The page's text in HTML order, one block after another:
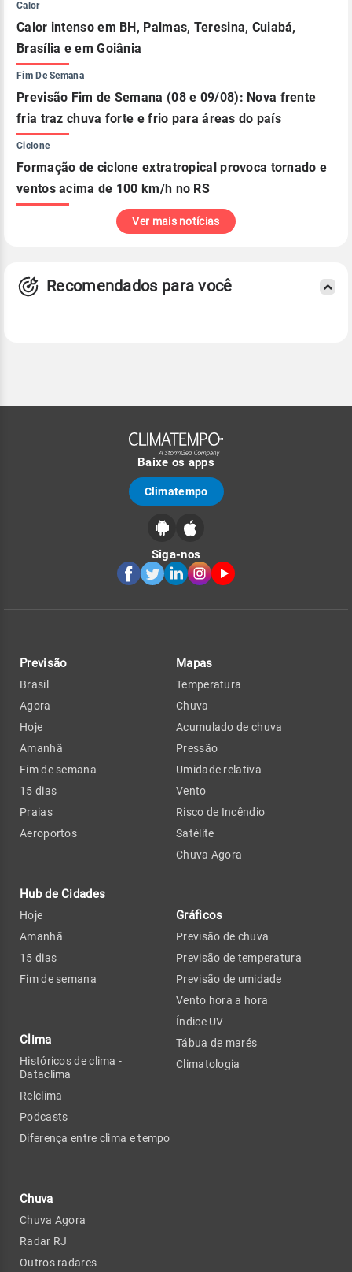
Calor
Calor intenso em BH, Palmas, Teresina, Cuiabá,
Brasília e em Goiânia
Fim De Semana
Previsão Fim de Semana (08 e 09/08): Nova frente
fria traz chuva forte e frio para áreas do país
Ciclone
Formação de ciclone extratropical provoca tornado e
ventos acima de 100 km/h no RS
Ver mais notícias
Recomendados para você
Baixe os apps
Climatempo
Siga-nos
Previsão
Brasil
Agora
Hoje
Amanhã
Fim de semana
15 dias
Praias
Aeroportos
Hub de Cidades
Hoje
Amanhã
15 dias
Fim de semana
Clima
Históricos de clima -
Dataclima
Relclima
Podcasts
Diferença entre clima e tempo
Chuva
Chuva Agora
Radar RJ
Outros radares
Mapas
Temperatura
Chuva
Acumulado de chuva
Pressão
Umidade relativa
Vento
Risco de Incêndio
Satélite
Chuva Agora
Gráficos
Previsão de chuva
Previsão de temperatura
Previsão de umidade
Vento hora a hora
Índice UV
Tábua de marés
Climatologia